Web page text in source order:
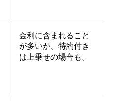
金利に含まれること
が多いが、特約付き
は上乗せの場合も。